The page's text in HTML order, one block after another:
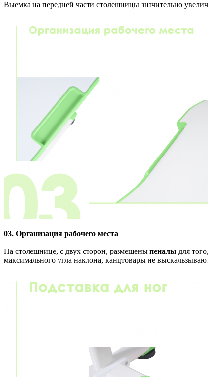
Выемка на передней части столешницы значительно
03. Организация рабочего места
На столешнице, с двух сторон, размещены пеналы для
максимального угла наклона, канцтовары не